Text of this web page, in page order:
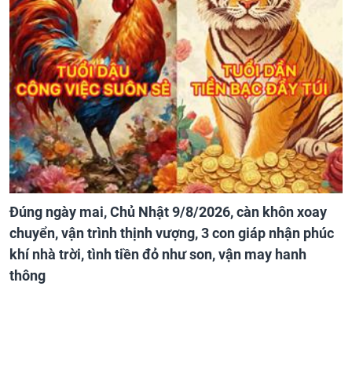
Đúng ngày mai, Chủ Nhật 9/8/2026, càn khôn xoay
chuyển, vận trình thịnh vượng, 3 con giáp nhận phúc
khí nhà trời, tình tiền đỏ như son, vận may hanh
thông